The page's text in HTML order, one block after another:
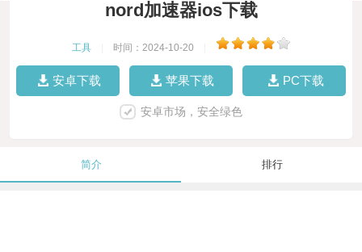
nord加速器ios下载
工具 时间：2024-10-20
安卓下载 苹果下载 PC下载
安卓市场，安全绿色
简介 排行